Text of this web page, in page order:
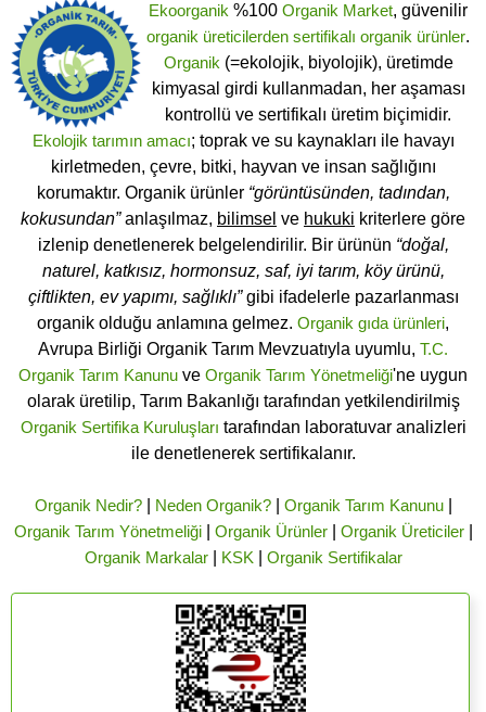
Ekoorganik %100 Organik Market, güvenilir
organik üreticilerden sertifikalı organik ürünler.
Organik (=ekolojik, biyolojik), üretimde
kimyasal girdi kullanmadan, her aşaması
kontrollü ve sertifikalı üretim biçimidir.
Ekolojik tarımın amacı; toprak ve su kaynakları ile havayı
kirletmeden, çevre, bitki, hayvan ve insan sağlığını
korumaktır. Organik ürünler “görüntüsünden, tadından,
kokusundan”anlaşılmaz, bilimsel ve hukuki kriterlere göre
izlenip denetlenerek belgelendirilir. Bir ürünün “doğal,
naturel, katkısız, hormonsuz, saf, iyi tarım, köy ürünü,
çiftlikten, ev yapımı, sağlıklı”gibi ifadelerle pazarlanması
organik olduğu anlamına gelmez. Organik gıda ürünleri,
Avrupa Birliği Organik Tarım Mevzuatıyla uyumlu, T.C.
Organik Tarım Kanunu ve Organik Tarım Yönetmeliği'ne uygun
olarak üretilip, Tarım Bakanlığı tarafından yetkilendirilmiş
Organik Sertifika Kuruluşları tarafından laboratuvar analizleri
ile denetlenerek sertifikalanır.
Organik Nedir?| Neden Organik?| Organik Tarım Kanunu|
Organik Tarım Yönetmeliği| Organik Ürünler| Organik Üreticiler|
Organik Markalar| KSK Organik Sertifikalar